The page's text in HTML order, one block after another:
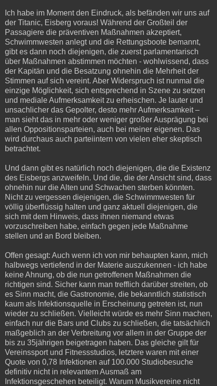
Ich habe im Moment den Eindruck, als befänden wir uns auf
der Titanic, Eisberg voraus! Während der Großteil der
Passagiere die präventiven Maßnahmen akzeptiert,
Schwimmwesten anlegt und die Rettungsboote bemannt,
gibt es dann noch diejenigen, die zuerst parlamentarisch
über Maßnahmen abstimmen möchten - wohlwissend, dass
der Kapitän und die Besatzung ohnehin die Mehrheit der
Stimmen auf sich vereint. Aber Widerspruch ist nunmal die
einzige Möglichkeit, sich entsprechend in Szene zu setzen
und mediale Aufmerksamkeit zu erheischen. Je lauter und
unsachlicher das Gepolter, desto mehr Aufmerksamkeit –
man sieht das in mehr oder weniger großer Ausprägung bei
allen Oppositionsparteien, auch bei meiner eigenen. Das
wird durchaus auch parteiintern von vielen eher skeptisch
betrachtet.
Und dann gibt es natürlich noch diejenigen, die die Existenz
des Eisbergs anzweifeln. Und die, die der Ansicht sind, dass
ohnehin nur die Alten und Schwachen sterben könnten.
Nicht zu vergessen diejenigen, die Schwimmwesten für
völlig überflüssig halten und ganz aktuell diejenigen, die
sich mit dem Hinweis, dass ihnen niemand etwas
vorzuschreiben habe, einfach gegen jede Maßnahme
stellen und an Bord bleiben.
Offen gesagt: Auch wenn ich von mir behaupten kann, mich
halbwegs vertiefend in der Materie auszukennen - ich habe
keine Ahnung, ob die nun getroffenen Maßnahmen die
richtigen sind. Sicher kann man trefflich darüber streiten, ob
es Sinn macht, die Gastronomie, die bekanntlich statistisch
kaum als Infektionsquelle in Erscheinung getreten ist, nun
wieder zu schließen. Vielleicht würde es mehr Sinn machen,
einfach nur die Bars und Clubs zu schließen, die tatsächlich
maßgeblich an der Verbreitung vor allem in der Gruppe der
bis zu 35jährigen beigetragen haben. Das gleiche gilt für
Vereinssport und Fitnessstudios, letztere waren mit einer
Quote von 0,78 Infektionen auf 100.000 Studiobesuche
definitiv nicht in relevantem Ausmaß am
Infektionsgeschehen beteiligt. Warum Musikvereine nicht